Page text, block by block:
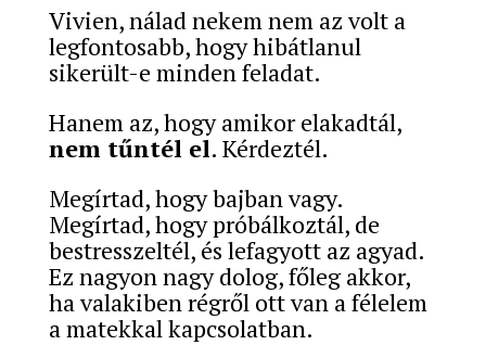
Vivien, nálad nekem nem az volt a
legfontosabb, hogy hibátlanul
sikerült-e minden feladat.
Hanem az, hogy amikor elakadtál,
nem tűntél el. Kérdeztél.
Megírtad, hogy bajban vagy.
Megírtad, hogy próbálkoztál, de
bestresszeltél, és lefagyott az agyad.
Ez nagyon nagy dolog, főleg akkor,
ha valakiben régről ott van a félelem
a matekkal kapcsolatban.